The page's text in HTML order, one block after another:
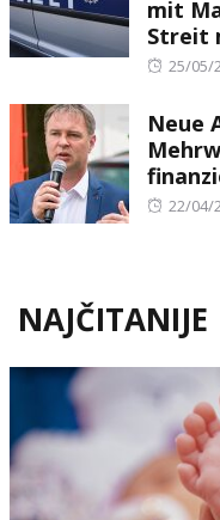
mit
Streit
Posted
25/05/
Neue
Posted
22/04/
NAJČITANIJE